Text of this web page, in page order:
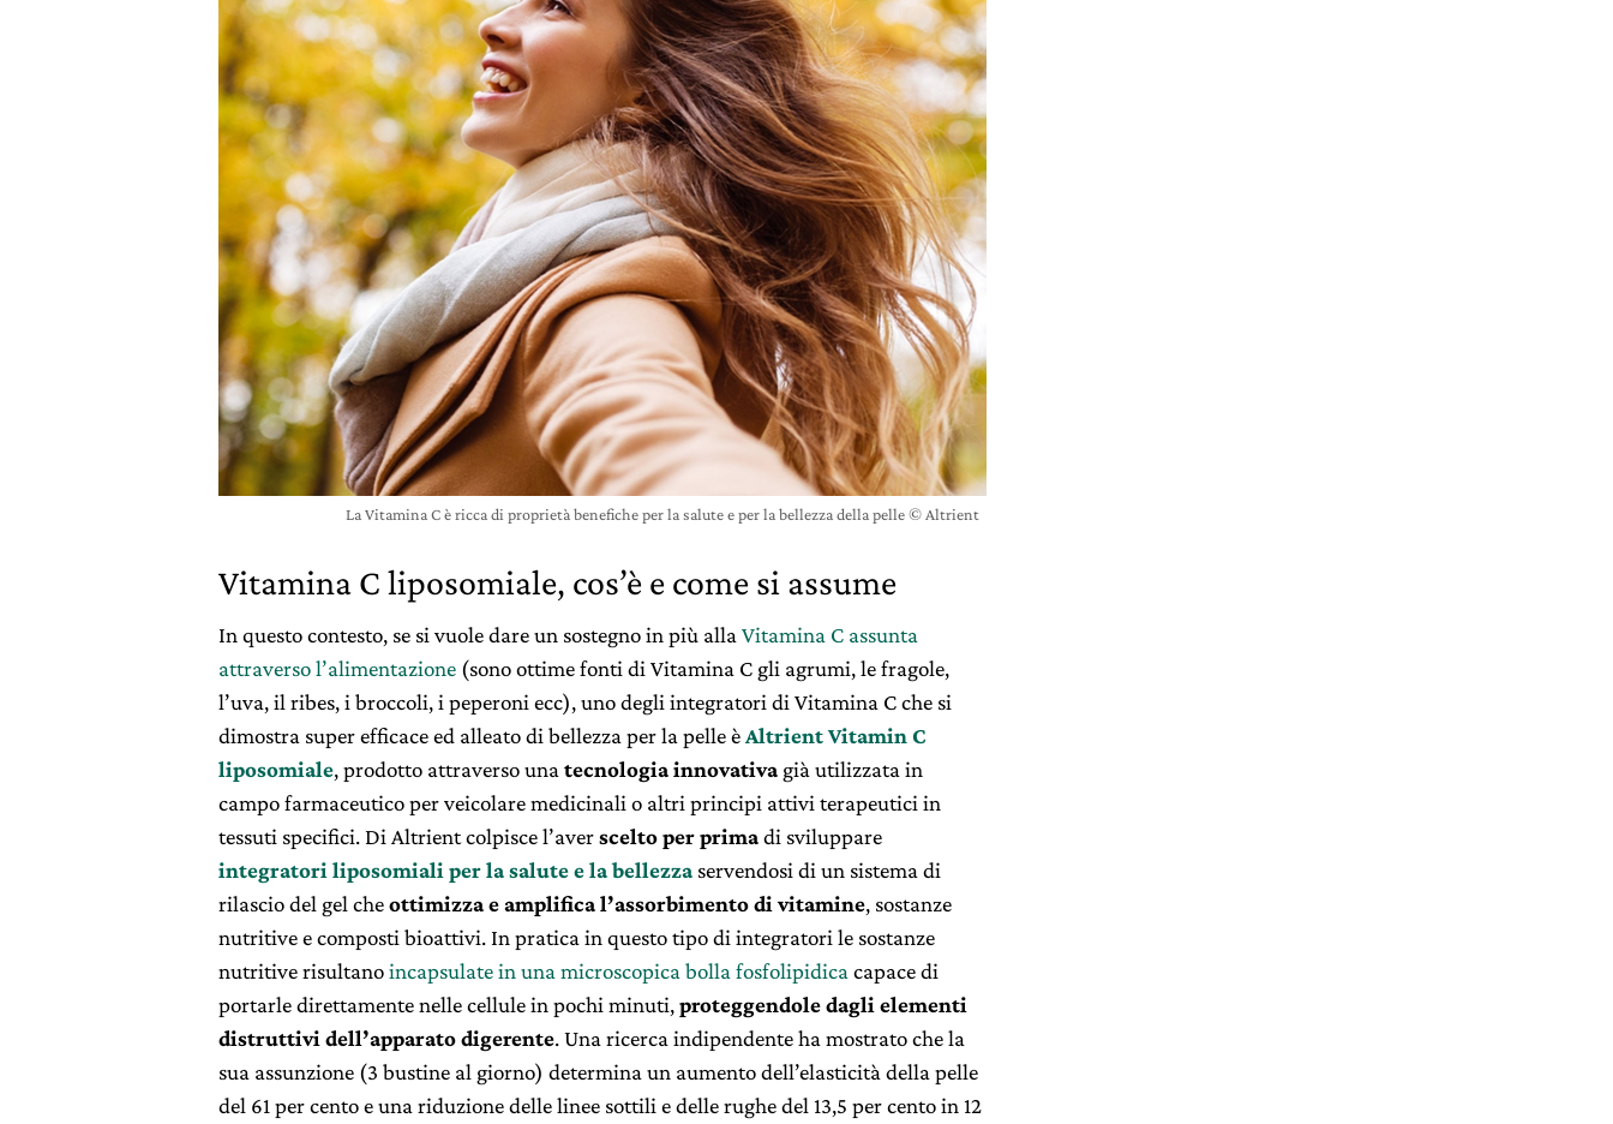
La Vitamina C è ricca di proprietà benefiche per la salute e per la bellezza della pelle © Altrient
Vitamina C liposomiale, cos’è e come si assume
In questo contesto, se si vuole dare un sostegno in più alla Vitamina C assunta
attraverso l’alimentazione (sono ottime fonti di Vitamina C gli agrumi, le fragole,
l’uva, il ribes, i broccoli, i peperoni ecc), uno degli integratori di Vitamina C che si
dimostra super efficace ed alleato di bellezza per la pelle èAltrient Vitamin C
liposomiale, prodotto attraverso una tecnologia innovativa già utilizzata in
campo farmaceutico per veicolare medicinali o altri principi attivi terapeutici in
tessuti specifici. Di Altrient colpisce l’averscelto per primadi sviluppare
integratori liposomiali per la salute e la bellezza servendosi di un sistema di
rilascio del gel cheottimizza e amplifica l’assorbimento di vitamine, sostanze
nutritive e composti bioattivi. In pratica in questo tipo di integratori le sostanze
nutritive risultanoincapsulate in una microscopica bolla fosfolipidica capace di
portarle direttamente nelle cellule in pochi minuti,proteggendole dagli elementi
distruttivi dell’apparato digerente. Una ricerca indipendente ha mostrato che la
sua assunzione (3 bustine al giorno) determina un aumento dell’elasticità della pelle
del 61 per cento e una riduzione delle linee sottili e delle rughe del 13,5 per cento in 12